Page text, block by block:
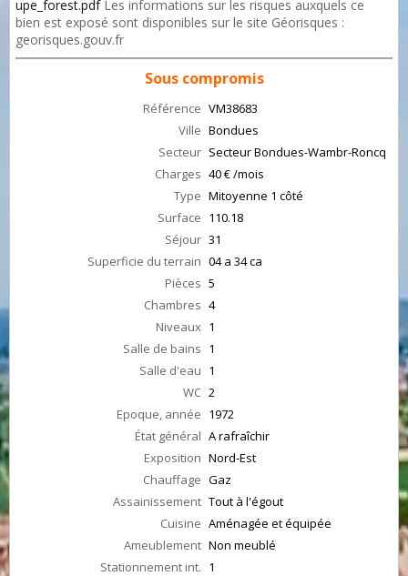
upe_forest.pdfLes informations sur les risques auxquels ce
bien est exposé sont disponibles sur le site Géorisques :
georisques.gouv.fr
Sous compromis
Référence VM38683
Ville Bondues
Secteur Secteur Bondues-Wambr-Roncq
Charges 40 € /mois
Type Mitoyenne 1 côté
Surface 110.18
Séjour 31
Superficie du terrain 04 a 34 ca
Pièces 5
Chambres 4
Niveaux 1
Salle de bains 1
Salle d'eau 1
WC 2
Epoque, année 1972
État général A rafraîchir
Exposition Nord-Est
Chauffage Gaz
Assainissement Tout à l'égout
Cuisine Aménagée et équipée
Ameublement Non meublé
Stationnement int. 1